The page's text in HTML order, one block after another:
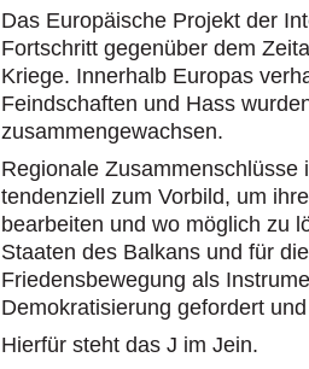
Das Europäische Projekt der
Fortschritt gegenüber dem
Kriege. Innerhalb Europas
Feindschaften und Hass
zusammengewachsen.
Regionale Zusammenschlüsse
tendenziell zum Vorbild, um
bearbeiten und wo möglich zu
Staaten des Balkans und für
Friedensbewegung als
Demokratisierung gefordert
Hierfür steht das J im Jein.